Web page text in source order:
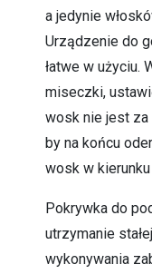
a jedynie
Urządzenie do
łatwe w użyciu.
miseczki,
wosk nie jest za
by na końcu
wosk w kierunku
Pokrywka do
utrzymanie
wykonywania